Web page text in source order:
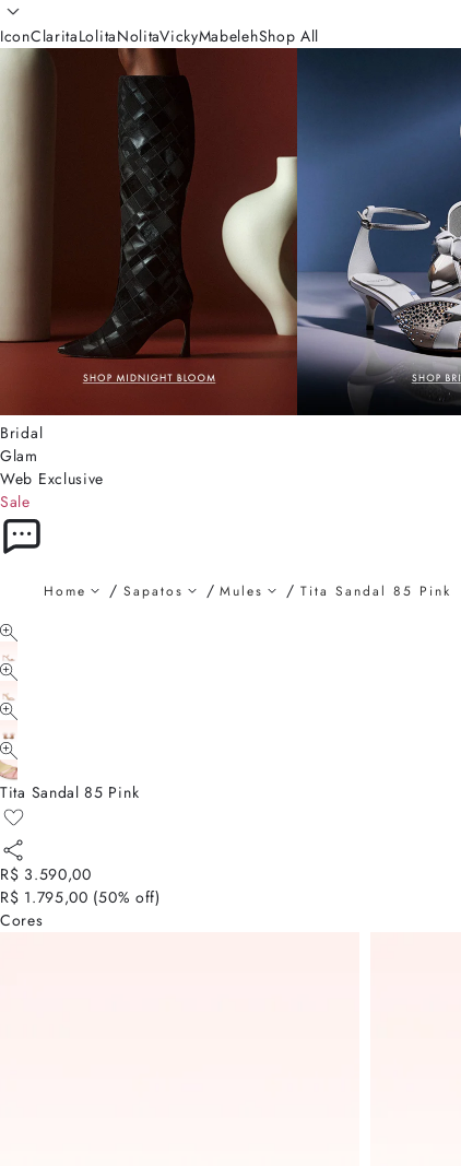
IconClaritaLolitaNolitaVickyMabelehShop All
Bridal
Glam
Web Exclusive
Sale
Home Sapatos Mules Tita Sandal 85 Pink
Tita Sandal 85 Pink
R$ 3.590,00
R$ 1.795,00 (50% off)
Cores